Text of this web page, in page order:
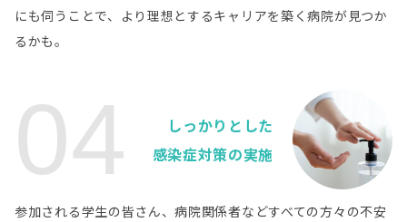
熊本県
熊本県
地方独立行政法人くまもと県北病院 病院詳細
鹿児島県
病院詳細
鹿児島県
にも伺うことで、より理想とするキャリアを築く病院が見つか
るかも。
04
しっかりとした
感染症対策の実施
参加される学生の皆さん、病院関係者などすべての方々の不安